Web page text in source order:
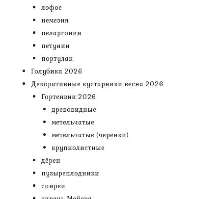
лофос
немезия
пеларгонии
петунии
портулак
Голубика 2026
Декоративные кустарники весна 2026
Гортензии 2026
древовидные
метельчатые
метельчатые (черенки)
крупнолистные
дёрен
пузыреплодники
спиреи